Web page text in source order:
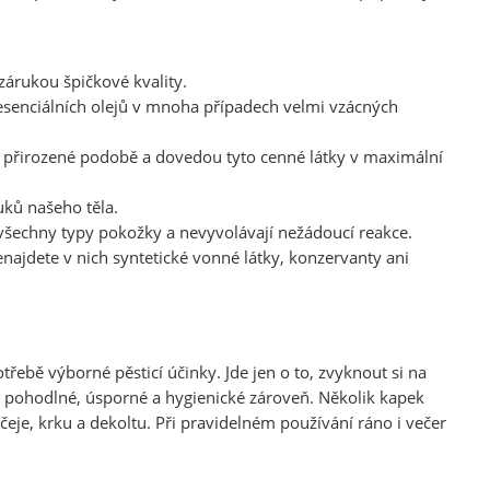
špičkové kvality.
olejů v mnoha případech velmi vzácných
podobě a dovedou tyto cenné látky v maximální
našeho těla.
typy pokožky a nevyvolávají nežádoucí reakce.
v nich syntetické vonné látky, konzervanty ani
výborné pěsticí účinky. Jde jen o to, zvyknout si na
úsporné a hygienické zároveň. Několik kapek
krku a dekoltu. Při pravidelném používání ráno i večer